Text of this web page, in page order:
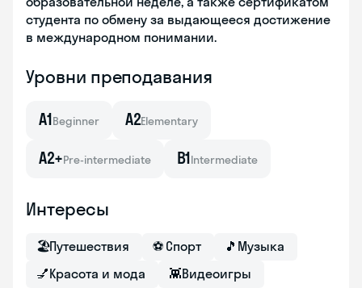
студента по обмену за выдающееся достижение
в международном понимании.
Уровни преподавания
A1Beginner A2Elementary
A2+Pre-intermediate B1Intermediate
Интересы
🏖Путешествия ⚽ Спорт 🎵 Музыка
💅Красота и мода 👾Видеоигры